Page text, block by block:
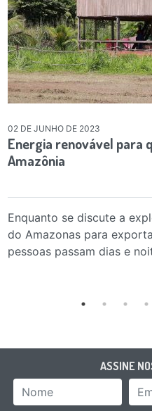
02 DE JUNHO DE 2023
Energia renovável para
Amazônia
Enquanto se discute a
do Amazonas para
pessoas passam dias e
ASSINE